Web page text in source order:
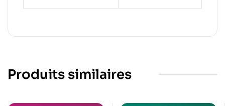
Produits similaires